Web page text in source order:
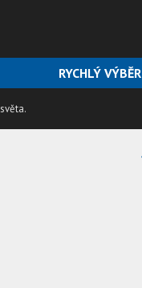
RYCHLÝ VÝBĚR